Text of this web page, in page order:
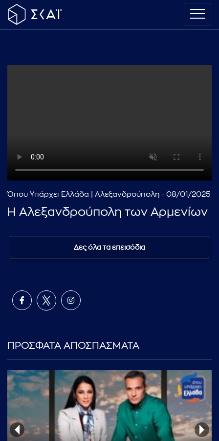
Όπου Υπάρχει Ελλάδα | Αλεξανδρούπολη - 08/01/2025
Η Αλεξανδρούπολη των Αρμενίων
Δες όλα τα επεισόδια
ΠΡΟΣΦΑΤΑ ΑΠΟΣΠΑΣΜΑΤΑ